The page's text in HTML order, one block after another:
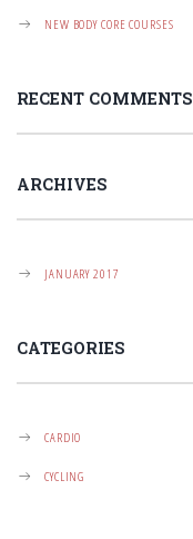
NEW BODY CORE COURSES
RECENT COMMENTS
ARCHIVES
JANUARY 2017
CATEGORIES
CARDIO
CYCLING